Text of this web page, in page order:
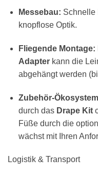
Messebau: Schnelle
knopflose Optik.
Fliegende Montage:
Adapterkann die
abgehängt werden
Zubehör-
durch das Drape Kit
Füße durch die
wächst mit Ihren
Logistik & Transport